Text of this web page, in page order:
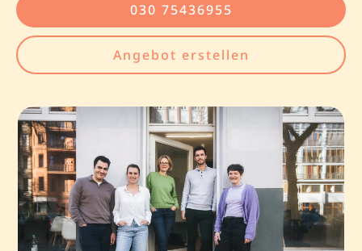
030 75436955
Angebot erstellen